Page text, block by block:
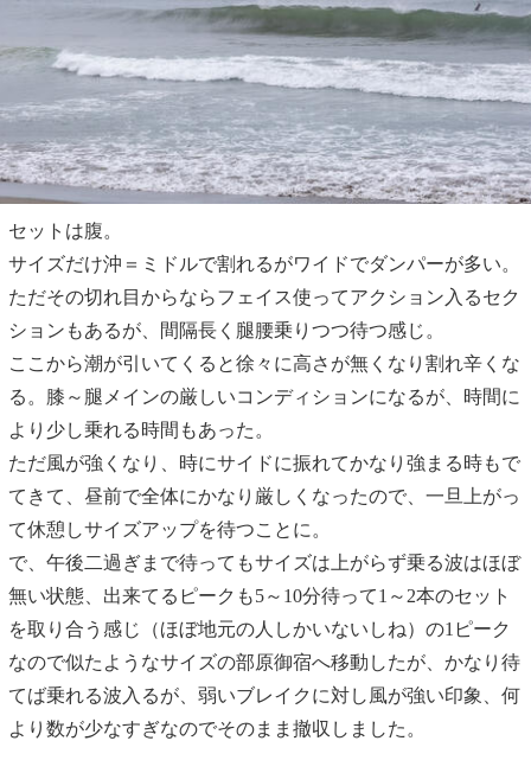
セットは腹。
サイズだけ沖＝ミドルで割れるがワイドでダンパーが多い。
ただその切れ目からならフェイス使ってアクション入るセク
ションもあるが、間隔長く腿腰乗りつつ待つ感じ。
ここから潮が引いてくると徐々に高さが無くなり割れ辛くな
る。膝～腿メインの厳しいコンディションになるが、時間に
より少し乗れる時間もあった。
ただ風が強くなり、時にサイドに振れてかなり強まる時もで
てきて、昼前で全体にかなり厳しくなったので、一旦上がっ
て休憩しサイズアップを待つことに。
で、午後二過ぎまで待ってもサイズは上がらず乗る波はほぼ
無い状態、出来てるピークも5～10分待って1～2本のセット
を取り合う感じ（ほぼ地元の人しかいないしね）の1ピーク
なので似たようなサイズの部原御宿へ移動したが、かなり待
てば乗れる波入るが、弱いブレイクに対し風が強い印象、何
より数が少なすぎなのでそのまま撤収しました。